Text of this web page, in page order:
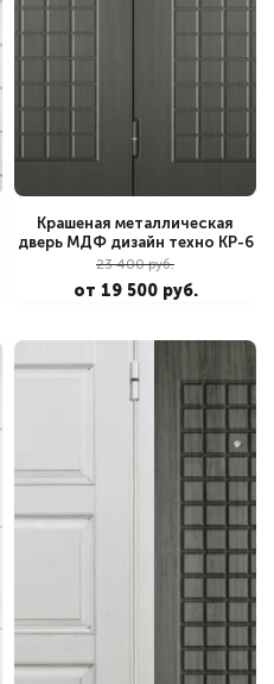
Крашеная металлическая
дверь МДФ дизайн техно КР-6
23 400 руб.
от 19 500 руб.